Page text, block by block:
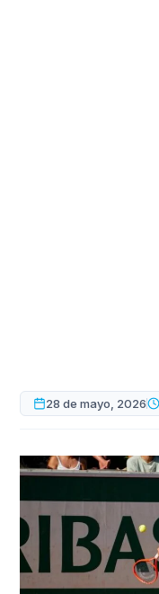
28 de mayo, 2026